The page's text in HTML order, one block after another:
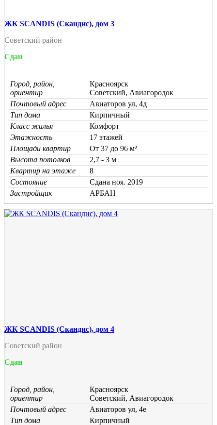
ЖК SCANDIS (Скандис), дом 3
Советский район
Сдан
Город, район,
ориентир
Красноярск
Советский, Авиагородок
Почтовый адрес
Авиаторов ул, 4д
Тип дома
Кирпичный
Класс жилья
Комфорт
Этажность
17 этажей
Площади квартир
От 37 до 96 м²
Высота потолков
2,7 - 3 м
Квартир на этаже
8
Состояние
Cдана ноя. 2019
Застройщик
АРБАН
ЖК SCANDIS (Скандис), дом 4
Советский район
Сдан
Город, район,
ориентир
Красноярск
Советский, Авиагородок
Почтовый адрес
Авиаторов ул, 4е
Тип дома
Кирпичный